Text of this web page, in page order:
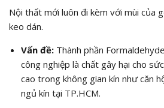
Nội thất mới luôn đi kèm với mùi của
keo dán.
Vấn đề:Thành phần
công nghiệp là chất gây hại cho
cao trong không gian kín như căn
ngủ kín tại TP.HCM.